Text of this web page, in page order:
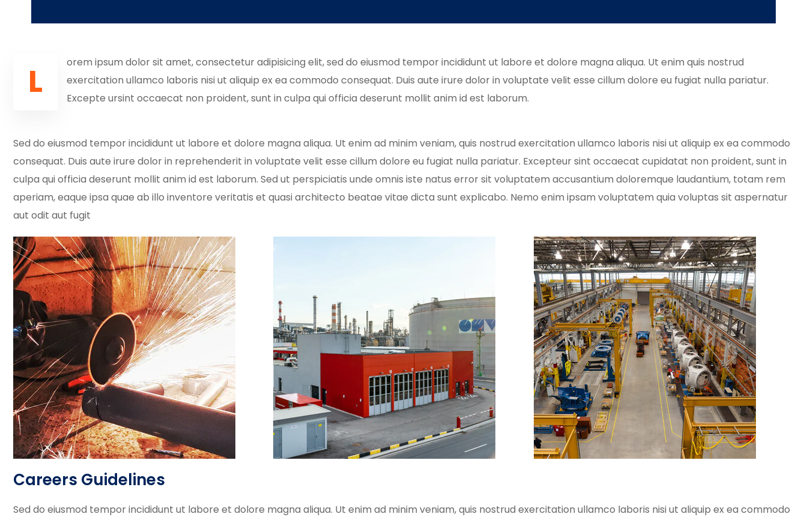
L
orem ipsum dolor sit amet, consectetur adipisicing elit, sed do eiusmod tempor incididunt ut labore et dolore magna aliqua. Ut enim quis nostrud
exercitation ullamco laboris nisi ut aliquip ex ea commodo consequat. Duis aute irure dolor in voluptate velit esse cillum dolore eu fugiat nulla pariatur.
Excepte ursint occaecat non proident, sunt in culpa qui officia deserunt mollit anim id est laborum.
Sed do eiusmod tempor incididunt ut labore et dolore magna aliqua. Ut enim ad minim veniam, quis nostrud exercitation ullamco laboris nisi ut aliquip ex ea commodo
consequat. Duis aute irure dolor in reprehenderit in voluptate velit esse cillum dolore eu fugiat nulla pariatur. Excepteur sint occaecat cupidatat non proident, sunt in
culpa qui officia deserunt mollit anim id est laborum. Sed ut perspiciatis unde omnis iste natus error sit voluptatem accusantium doloremque laudantium, totam rem
aperiam, eaque ipsa quae ab illo inventore veritatis et quasi architecto beatae vitae dicta sunt explicabo. Nemo enim ipsam voluptatem quia voluptas sit aspernatur
aut odit aut fugit
Careers Guidelines
Sed do eiusmod tempor incididunt ut labore et dolore magna aliqua. Ut enim ad minim veniam, quis nostrud exercitation ullamco laboris nisi ut aliquip ex ea commodo